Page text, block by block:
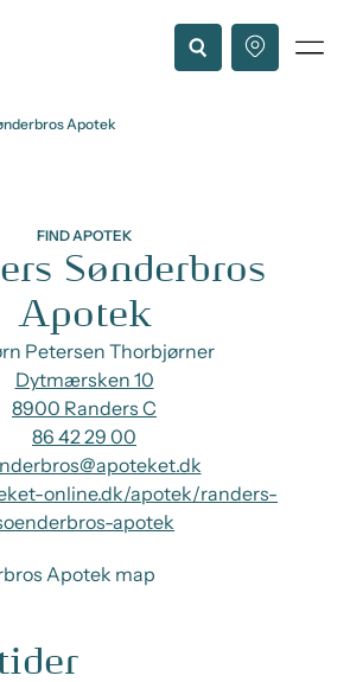
Apotek
FIND APOTEK
Sønderbros
Apotek
Petersen Thorbjørner
Dytmærsken 10
8900 Randers C
86 42 29 00
online.dk/apotek/randers-
apotek